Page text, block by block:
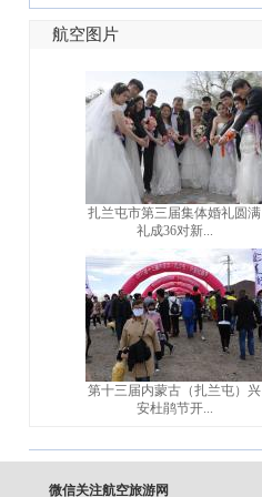
航空图片
扎兰屯市第三届集体婚礼圆满
礼成36对新...
第十三届内蒙古（扎兰屯）兴
安杜鹃节开...
微信关注航空旅游网